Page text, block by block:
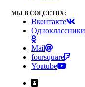
МЫ В СОЦСЕТЯХ:
Вконтакте
Одноклассники
Mail
foursquare
Youtube